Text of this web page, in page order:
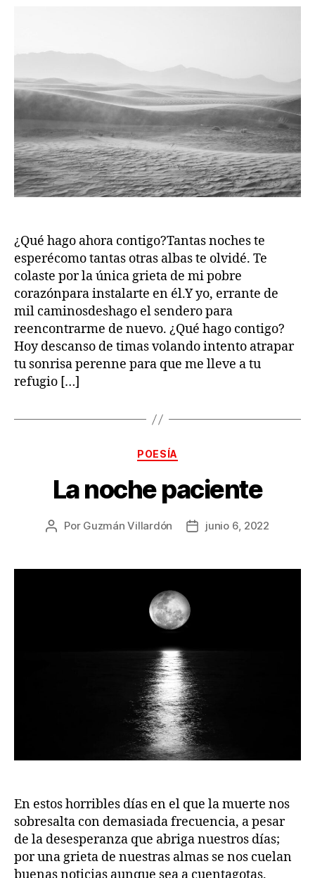
publicación
¿Qué hago ahora contigo?Tantas noches te
esperécomo tantas otras albas te olvidé. Te
colaste por la única grieta de mi pobre
corazónpara instalarte en él.Y yo, errante de
mil caminosdeshago el sendero para
reencontrarme de nuevo. ¿Qué hago contigo?
Hoy descanso de timas volando intento atrapar
tu sonrisa perenne para que me lleve a tu
refugio […]
Categorías
POESÍA
La noche paciente
Autor
publicación
Por Guzmán Villardón
Fecha
publicación
junio 6, 2022
En estos horribles días en el que la muerte nos
sobresalta con demasiada frecuencia, a pesar
de la desesperanza que abriga nuestros días;
por una grieta de nuestras almas se nos cuelan
buenas noticias aunque sea a cuentagotas.